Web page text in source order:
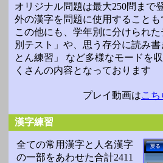
オリジナル問題は最大250問まで
外の漢字を問題に使用することも
この他にも、学年別に分けられ
別テスト」や、思う存分に読み
とん練習」 など多様なモードを
くさんの内容となっております
プレイ動画はこち
漢字練習
全ての常用漢字と人名漢字
の一部をあわせた合計2411